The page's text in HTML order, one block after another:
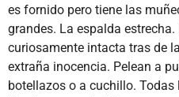
es fornido pero tiene las
grandes. La espalda
curiosamente intacta tras de
extraña inocencia. Pelean a
botellazos o a cuchillo.